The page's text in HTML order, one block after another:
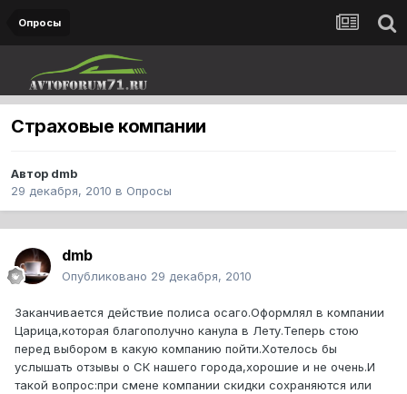
Опросы
Страховые компании
Автор dmb
29 декабря, 2010 в Опросы
dmb
Опубликовано 29 декабря, 2010
Заканчивается действие полиса осаго.Оформлял в компании
Царица,которая благополучно канула в Лету.Теперь стою
перед выбором в какую компанию пойти.Хотелось бы
услышать отзывы о СК нашего города,хорошие и не очень.И
такой вопрос:при смене компании скидки сохраняются или